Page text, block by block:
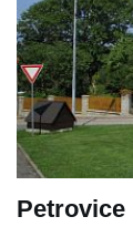
Petrovice